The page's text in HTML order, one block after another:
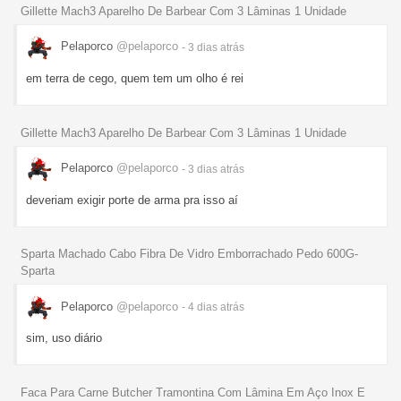
Gillette Mach3 Aparelho De Barbear Com 3 Lâminas 1 Unidade
Pelaporco @pelaporco - 3 dias atrás
em terra de cego, quem tem um olho é rei
Gillette Mach3 Aparelho De Barbear Com 3 Lâminas 1 Unidade
Pelaporco @pelaporco - 3 dias atrás
deveriam exigir porte de arma pra isso aí
Sparta Machado Cabo Fibra De Vidro Emborrachado Pedo 600G-
Sparta
Pelaporco @pelaporco - 4 dias atrás
sim, uso diário
Faca Para Carne Butcher Tramontina Com Lâmina Em Aço Inox E